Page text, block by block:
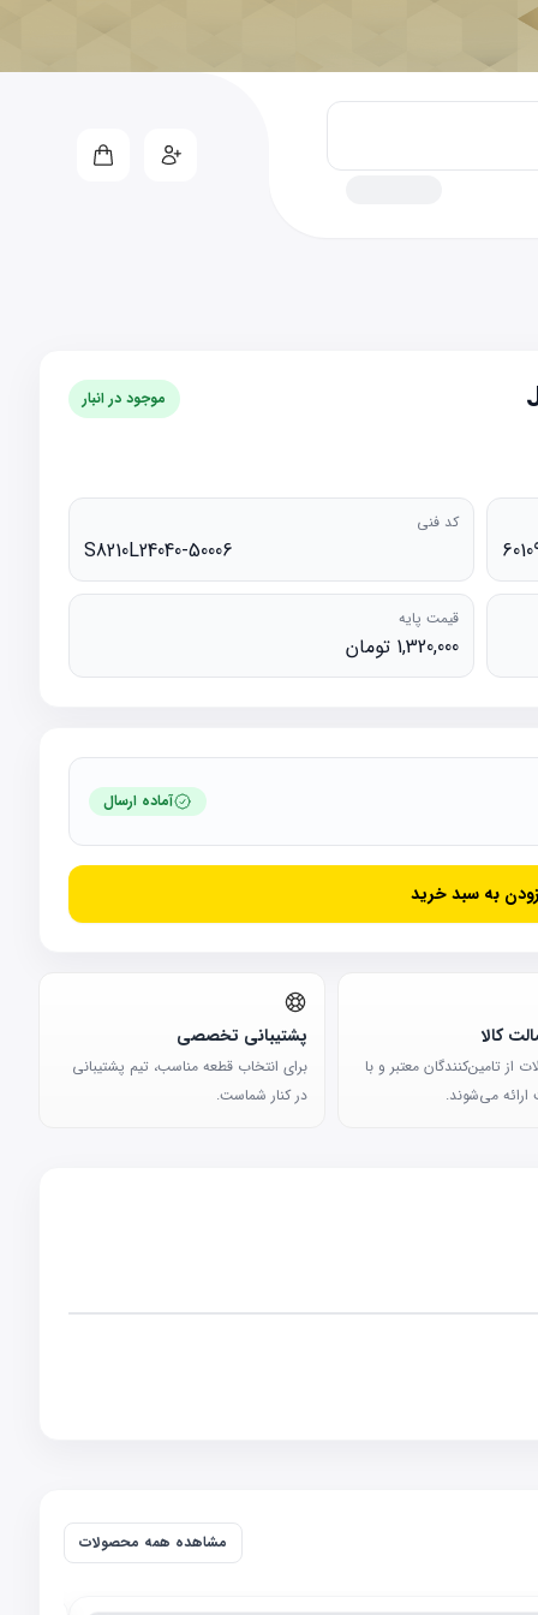
موجود در انبار
کد فنی
S8210L24040-50006
قیمت پایه
1,320,000 تومان
آماده ارسال
به سبد خرید
کالا
از تامین‌کنندگان معتبر و با
ارائه می‌شوند.
پشتیبانی تخصصی
برای انتخاب قطعه مناسب، تیم پشتیبانی
در کنار شماست.
مشاهده همه محصولات